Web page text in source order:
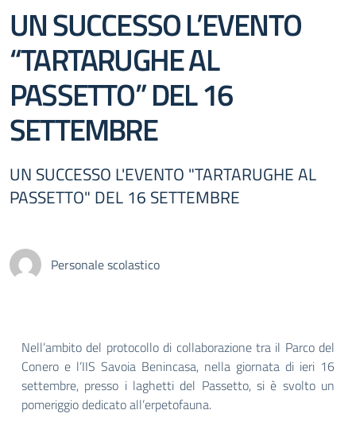
UN SUCCESSO L’EVENTO
“TARTARUGHE AL
PASSETTO” DEL 16
SETTEMBRE
UN SUCCESSO L'EVENTO "TARTARUGHE AL
PASSETTO" DEL 16 SETTEMBRE
Personale scolastico
Nell’ambito del protocollo di collaborazione tra il Parco del
Conero e l’IIS Savoia Benincasa, nella giornata di ieri 16
settembre, presso i laghetti del Passetto, si è svolto un
pomeriggio dedicato all’erpetofauna.